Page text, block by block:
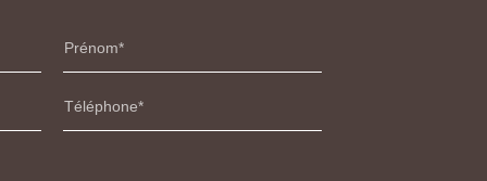
Prénom
Téléphone